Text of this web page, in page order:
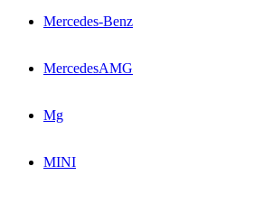
Mercedes-Benz
MercedesAMG
Mg
MINI